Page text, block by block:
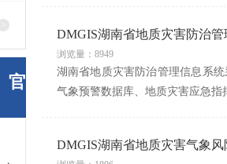
官
DMGIS湖南省地质灾害防治
浏览量：8949
湖南省地质灾害防治管理信息系
气象预警数据库、地质灾害应急
DMGIS湖南省地质灾害气象